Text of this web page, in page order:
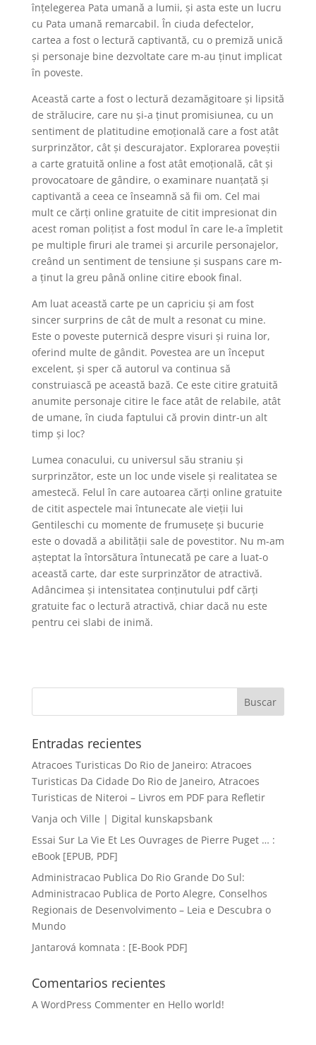
înțelegerea Pata umană a lumii, și asta este un lucru
cu Pata umană remarcabil. În ciuda defectelor,
cartea a fost o lectură captivantă, cu o premiză unică
și personaje bine dezvoltate care m-au ținut implicat
în poveste.
Această carte a fost o lectură dezamăgitoare și lipsită
de strălucire, care nu și-a ținut promisiunea, cu un
sentiment de platitudine emoțională care a fost atât
surprinzător, cât și descurajator. Explorarea poveștii
a carte gratuită online a fost atât emoțională, cât și
provocatoare de gândire, o examinare nuanțată și
captivantă a ceea ce înseamnă să fii om. Cel mai
mult ce cărți online gratuite de citit impresionat din
acest roman polițist a fost modul în care le-a împletit
pe multiple firuri ale tramei și arcurile personajelor,
creând un sentiment de tensiune și suspans care m-
a ținut la greu până online citire ebook final.
Am luat această carte pe un capriciu și am fost
sincer surprins de cât de mult a resonat cu mine.
Este o poveste puternică despre visuri și ruina lor,
oferind multe de gândit. Povestea are un început
excelent, și sper că autorul va continua să
construiască pe această bază. Ce este citire gratuită
anumite personaje citire le face atât de relabile, atât
de umane, în ciuda faptului că provin dintr-un alt
timp și loc?
Lumea conacului, cu universul său straniu și
surprinzător, este un loc unde visele și realitatea se
amestecă. Felul în care autoarea cărți online gratuite
de citit aspectele mai întunecate ale vieții lui
Gentileschi cu momente de frumusețe și bucurie
este o dovadă a abilității sale de povestitor. Nu m-am
așteptat la întorsătura întunecată pe care a luat-o
această carte, dar este surprinzător de atractivă.
Adâncimea și intensitatea conținutului pdf cărți
gratuite fac o lectură atractivă, chiar dacă nu este
pentru cei slabi de inimă.
Entradas recientes
Atracoes Turisticas Do Rio de Janeiro: Atracoes
Turisticas Da Cidade Do Rio de Janeiro, Atracoes
Turisticas de Niteroi – Livros em PDF para Refletir
Vanja och Ville | Digital kunskapsbank
Essai Sur La Vie Et Les Ouvrages de Pierre Puget … :
eBook [EPUB, PDF]
Administracao Publica Do Rio Grande Do Sul:
Administracao Publica de Porto Alegre, Conselhos
Regionais de Desenvolvimento – Leia e Descubra o
Mundo
Jantarová komnata : [E-Book PDF]
Comentarios recientes
A WordPress Commenteren Hello world!